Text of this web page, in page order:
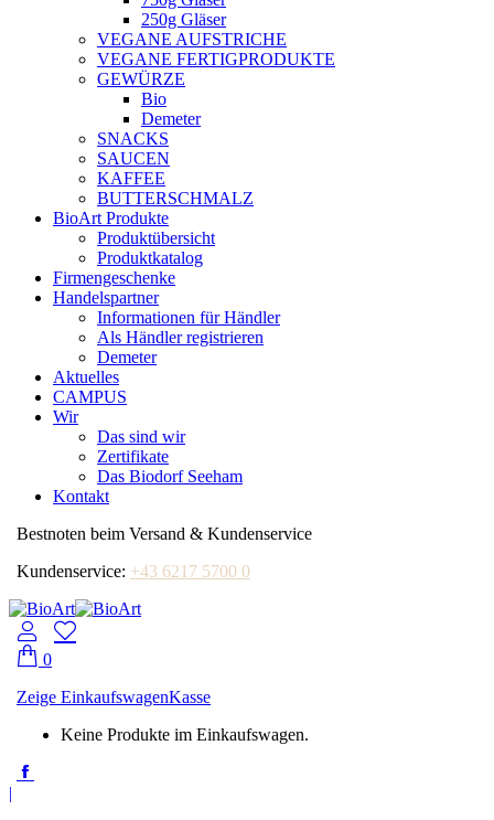
250g Gläser
VEGANE AUFSTRICHE
VEGANE FERTIGPRODUKTE
GEWÜRZE
Bio
Demeter
SNACKS
SAUCEN
KAFFEE
BUTTERSCHMALZ
BioArt Produkte
Produktübersicht
Produktkatalog
Firmengeschenke
Handelspartner
Informationen für Händler
Als Händler registrieren
Demeter
Aktuelles
CAMPUS
Wir
Das sind wir
Zertifikate
Das Biodorf Seeham
Kontakt
Bestnoten beim Versand & Kundenservice
Kundenservice: +43 6217 5700 0
0
Zeige EinkaufswagenKasse
Keine Produkte im Einkaufswagen.
|